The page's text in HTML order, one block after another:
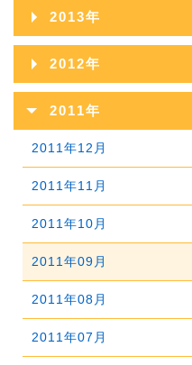
2022年02月
2022年01月
2021年03月
2021年02月
2021年01月
2020年03月
2020年02月
2020年01月
2019年05月
2019年03月
2019年02月
2019年01月
2018年07月
2018年06月
2018年05月
2017年08月
2017年07月
2017年06月
2017年05月
2017年04月
2017年03月
2017年02月
2017年01月
2016年09月
2016年08月
2016年07月
2016年06月
2016年05月
2016年04月
2016年03月
2016年02月
2016年01月
2015年10月
2015年09月
2015年08月
2015年07月
2015年06月
2015年05月
2015年04月
2015年03月
2015年02月
2014年12月
2014年11月
2014年10月
2014年09月
2014年08月
2014年07月
2014年06月
2014年05月
2014年04月
2014年03月
2013年
2013年12月
2013年11月
2013年10月
2013年09月
2013年08月
2013年07月
2013年06月
2013年05月
2013年04月
2012年
2012年12月
2011年
2011年12月
2011年11月
2011年10月
2011年09月
2011年08月
2011年07月